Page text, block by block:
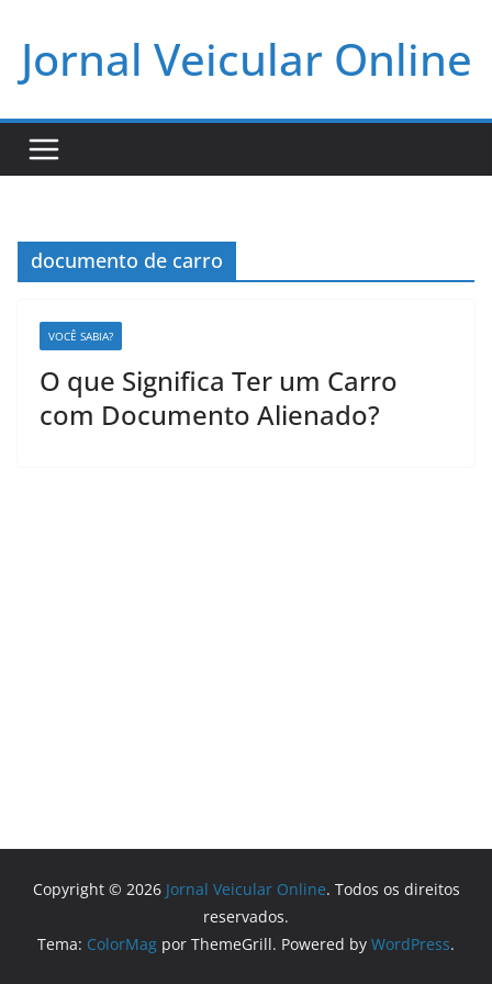
paraJornal Veicular Online
documento de carro
VOCÊ SABIA?
O que Significa Ter um Carro
com Documento Alienado?
Copyright © 2026 Jornal Veicular Online. Todos os direitos
reservados.
Tema: ColorMag por ThemeGrill. Powered by WordPress.